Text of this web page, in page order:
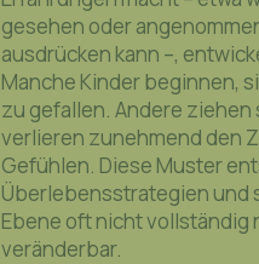
gesehen oder
ausdrücken kann –,
Manche Kinder beginnen,
zu gefallen. Andere
verlieren zunehmend den
Gefühlen. Diese Muster
Überlebensstrategien und
Ebene oft nicht
veränderbar.